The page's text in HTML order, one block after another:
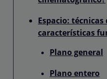
Espacio:
características
Plano general
Plano entero